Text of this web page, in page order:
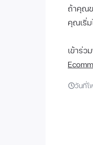
ถ้าคุณข
คุณเริ่
เข้าร่ว
วันที่โ